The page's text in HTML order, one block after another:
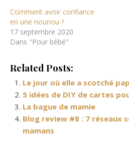
Comment avoir confiance
en une nounou ?
17 septembre 2020
Dans "Pour bébé"
Related Posts:
Le jour où elle a scotché
5 idées de DIY de cartes
La bague de mamie
Blog review #8 : 7 réseaux
mamans